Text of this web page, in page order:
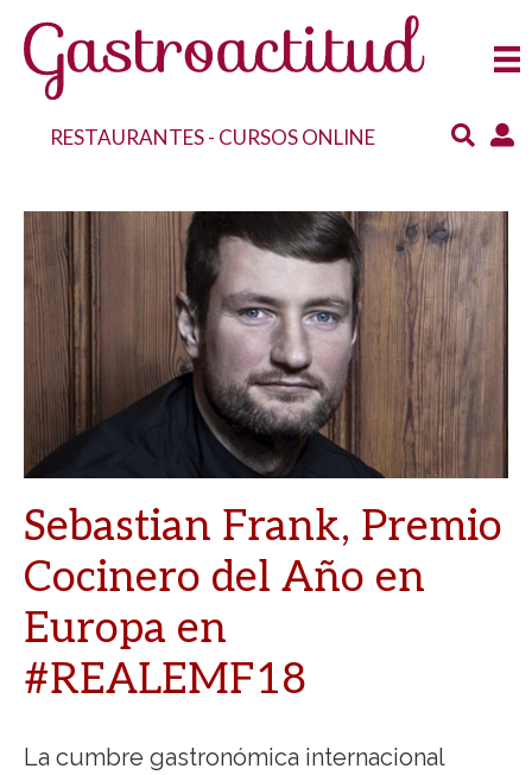
RESTAURANTES- CURSOS ONLINE
Sebastian Frank, Premio
Cocinero del Año en
Europa en
#REALEMF18
La cumbre gastronómica internacional